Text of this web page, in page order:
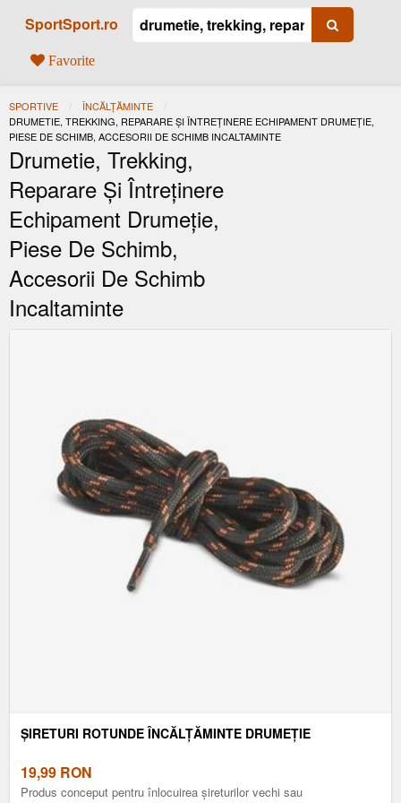
SportSport.ro
Favorite
SPORTIVE
ÎNCĂLŢĂMINTE
ACTUAL:
DRUMETIE, TREKKING, REPARARE ȘI ÎNTREȚINERE ECHIPAMENT DRUMEȚIE,
PIESE DE SCHIMB, ACCESORII DE SCHIMB INCALTAMINTE
Drumetie, Trekking,
Reparare Și Întreținere
Echipament Drumeție,
Piese De Schimb,
Accesorii De Schimb
Incaltaminte
ȘIRETURI ROTUNDE ÎNCĂLȚĂMINTE DRUMEȚIE
19,99 RON
Produs conceput pentru înlocuirea șireturilor vechi sau